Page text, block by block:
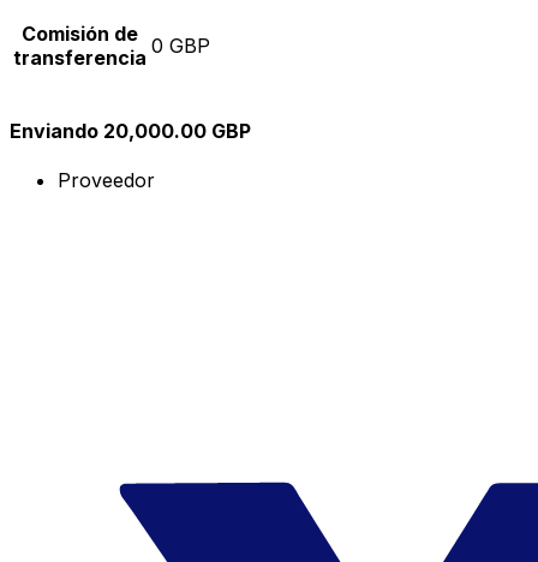
Comisión de
transferencia 0 GBP
Enviando 20,000.00 GBP
Proveedor